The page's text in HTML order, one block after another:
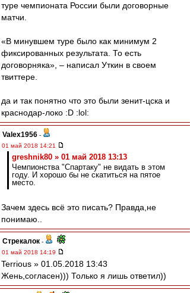
туре чемпионата России были договорные
матчи.
«В минувшем туре было как минимум 2
фиксированных результата. То есть
договорняка», – написал Уткин в своем
твиттере.
да и так понятно что это были зенит-цска и
краснодар-локо :D :lol:
Valex1956 -
01 май 2018 14:21
greshnik80 » 01 май 2018 13:13
Чемпионства "Спартаку" не видать в этом
году. И хорошо бы не скатиться на пятое
место.
Зачем здесь всё это писать? Правда,не
понимаю..
Стрекалок -
01 май 2018 14:19
Terrious » 01.05.2018 13:43
Жень,согласен))) Только я лишь ответил))